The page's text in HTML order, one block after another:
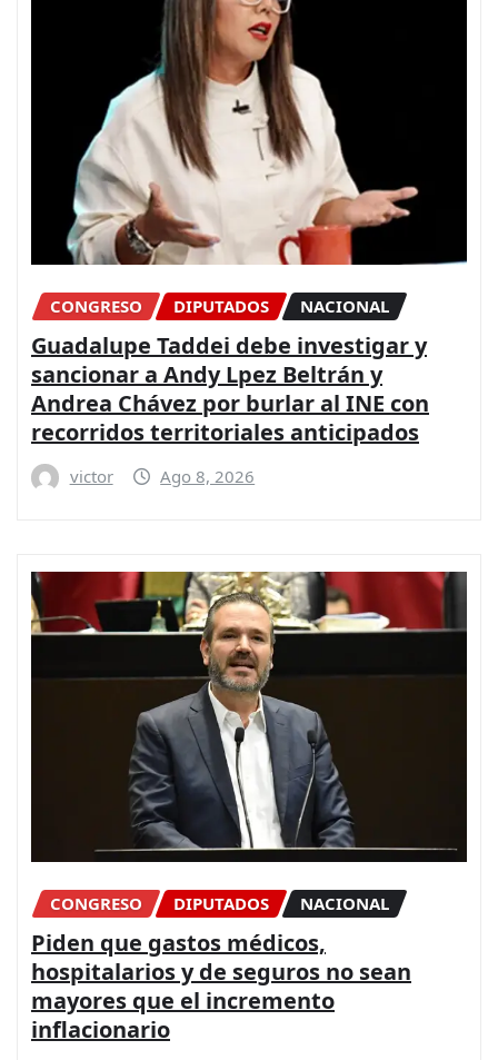
CONGRESO DIPUTADOS NACIONAL
Guadalupe Taddei debe investigar y
sancionar a Andy Lpez Beltrán y
Andrea Chávez por burlar al INE con
recorridos territoriales anticipados
victor Ago 8, 2026
CONGRESO DIPUTADOS NACIONAL
Piden que gastos médicos,
hospitalarios y de seguros no sean
mayores que el incremento
inflacionario